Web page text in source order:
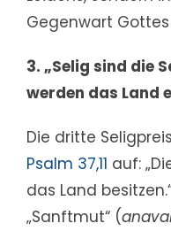
Gegenwart
3. „Selig sind die
werden das Land
Die dritte
Psalm 37,11 auf:
das Land
„Sanftmut“ (